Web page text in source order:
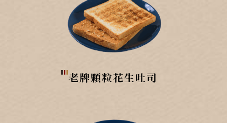
老牌顆粒花生吐司